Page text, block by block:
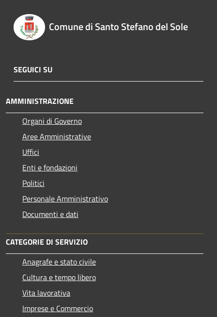
Comune di Santo Stefano del Sole
SEGUICI SU
AMMINISTRAZIONE
Organi di Governo
Aree Amministrative
Uffici
Enti e fondazioni
Politici
Personale Amministrativo
Documenti e dati
CATEGORIE DI SERVIZIO
Anagrafe e stato civile
Cultura e tempo libero
Vita lavorativa
Imprese e Commercio